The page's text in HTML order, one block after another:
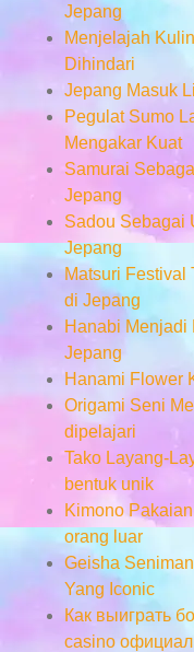
Jepang
Menjelajah
Dihindari
Jepang Masuk
Pegulat Sumo
Mengakar Kuat
Samurai
Jepang
Sadou Sebagai
Jepang
Matsuri Festival
di Jepang
Hanabi Menjadi
Jepang
Hanami Flower
Origami Seni
dipelajari
Tako Layang-
bentuk unik
Kimono
orang luar
Geisha
Yang Iconic
Как выиграть
casino